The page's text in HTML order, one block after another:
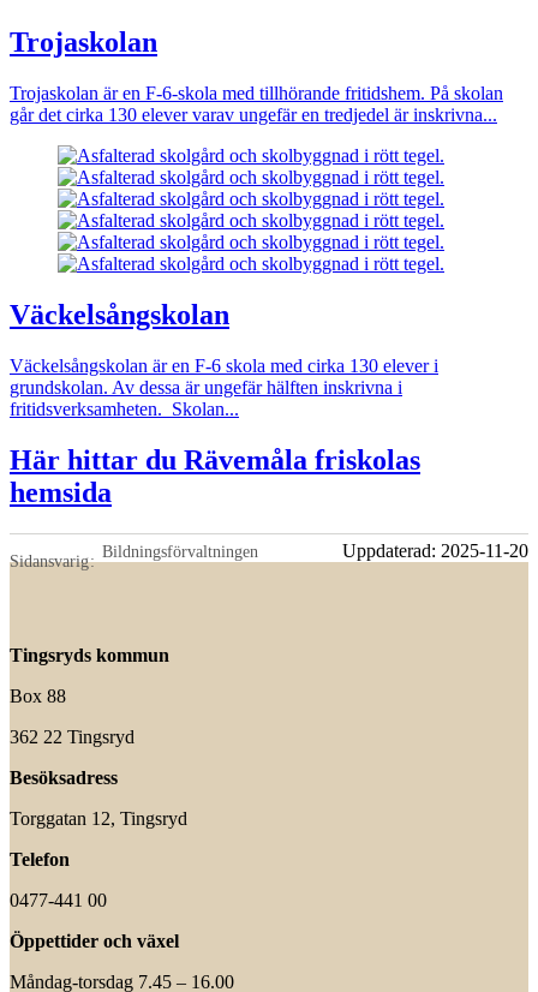
Trojaskolan
Trojaskolan är en F-6-skola med tillhörande fritidshem. På skolan
går det cirka 130 elever varav ungefär en tredjedel är inskrivna...
Väckelsångskolan
Väckelsångskolan är en F-6 skola med cirka 130 elever i
grundskolan. Av dessa är ungefär hälften inskrivna i
fritidsverksamheten. Skolan...
Här hittar du Rävemåla friskolas
hemsida
Bildningsförvaltningen
Sidansvarig
Uppdaterad: 2025-11-20
Tingsryds kommun
Box 88
362 22 Tingsryd
Besöksadress
Torggatan 12, Tingsryd
Telefon
0477-441 00
Öppettider och växel
Måndag-torsdag 7.45 – 16.00